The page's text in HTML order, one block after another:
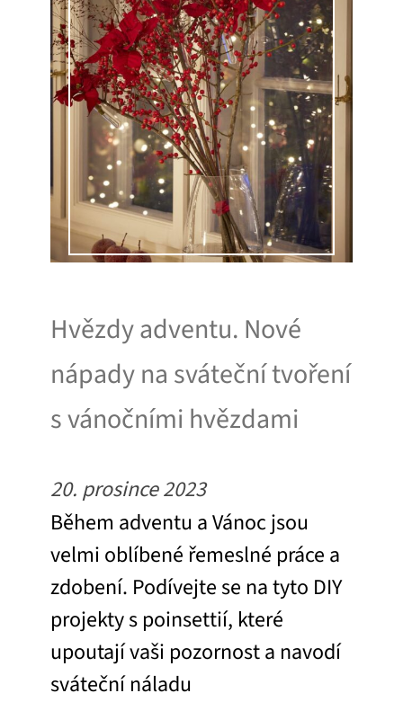
Hvězdy adventu. Nové
nápady na sváteční tvoření
s vánočními hvězdami
20. prosince 2023
Během adventu a Vánoc jsou
velmi oblíbené řemeslné práce a
zdobení. Podívejte se na tyto DIY
projekty s poinsettií, které
upoutají vaši pozornost a navodí
sváteční náladu